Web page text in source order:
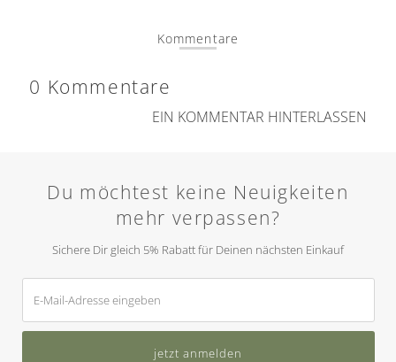
Kommentare
0 Kommentare
EIN KOMMENTAR HINTERLASSEN
Du möchtest keine Neuigkeiten
mehr verpassen?
Sichere Dir gleich 5% Rabatt für Deinen nächsten Einkauf
Mail-
Adresse
jetzt anmelden